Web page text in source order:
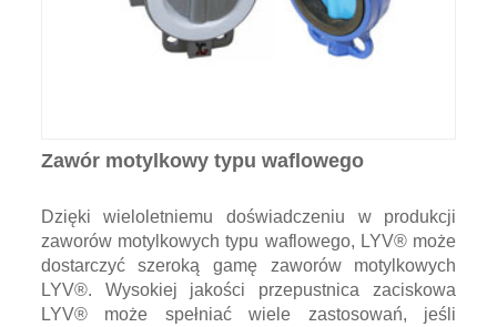
Zawór motylkowy typu waflowego
Dzięki wieloletniemu doświadczeniu w produkcji
zaworów motylkowych typu waflowego, LYV® może
dostarczyć szeroką gamę zaworów motylkowych
LYV®. Wysokiej jakości przepustnica zaciskowa
LYV® może spełniać wiele zastosowań, jeśli